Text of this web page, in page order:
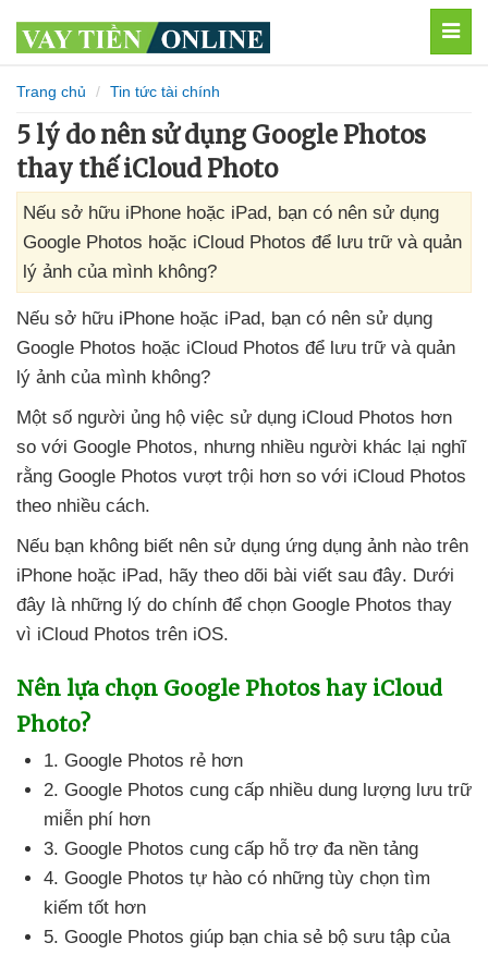
Trang chủ Tin tức tài chính
5 lý do nên sử dụng Google Photos
thay thế iCloud Photo
Nếu sở hữu iPhone hoặc iPad, bạn có nên sử dụng
Google Photos hoặc iCloud Photos để lưu trữ và quản
lý ảnh của mình không?
Nếu sở hữu iPhone hoặc iPad, bạn có nên sử dụng
Google Photos hoặc iCloud Photos để lưu trữ và quản
lý ảnh của mình không?
Một số người ủng hộ việc sử dụng iCloud Photos hơn
so với Google Photos, nhưng nhiều người khác lại nghĩ
rằng Google Photos vượt trội hơn so với iCloud Photos
theo nhiều cách.
Nếu bạn không biết nên sử dụng ứng dụng ảnh nào trên
iPhone hoặc iPad, hãy theo dõi bài viết sau đây. Dưới
đây là những lý do chính để chọn Google Photos thay
vì iCloud Photos trên iOS.
Nên lựa chọn Google Photos hay iCloud
Photo?
1. Google Photos rẻ hơn
2. Google Photos cung cấp nhiều dung lượng lưu trữ
miễn phí hơn
3. Google Photos cung cấp hỗ trợ đa nền tảng
4. Google Photos tự hào có những tùy chọn tìm
kiếm tốt hơn
5. Google Photos giúp bạn chia sẻ bộ sưu tập của